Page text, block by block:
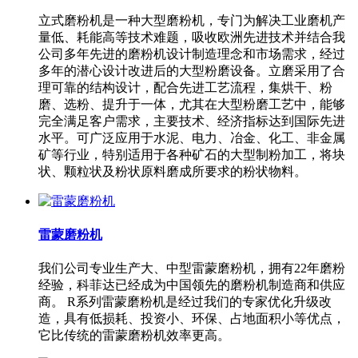
立式磨粉机是一种大型磨粉机，专门为解决工业磨机产
量低、耗能高等技术难题，吸收欧洲先进技术并结合我
公司多年先进的磨粉机设计制造理念和市场需求，经过
多年的潜心设计改进后的大型粉磨设备。立磨采用了合
理可靠的结构设计，配合先进工艺流程，集烘干、粉
磨、选粉、提升于一体，尤其在大型粉磨工艺中，能够
完全满足客户需求，主要技术、经济指标达到国际先进
水平。可广泛应用于水泥、电力、冶金、化工、非金属
矿等行业，特别适用于各种矿石的大型制粉加工，将块
状、颗粒状及粉状原料磨成所要求的粉状物料。
雷蒙磨粉机
我们公司专业生产大、中型雷蒙磨粉机，拥有22年磨粉
经验，科菲达已经成为中国领先的磨粉机制造商和供应
商。 R系列雷蒙磨粉机是经过我们的专家优化升级改
造，具有低损耗、投资小、环保、占地面积小等优点，
它比传统的雷蒙磨粉机效率更高。